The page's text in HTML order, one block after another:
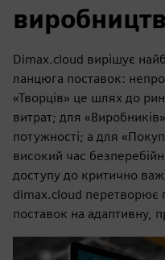
Dimax.cloud вирішує
ланцюга поставок:
«Творців» це шлях до
витрат; для
потужності; а для
високий час
доступу до критично
dimax.cloud перетворює
поставок на адаптивну,